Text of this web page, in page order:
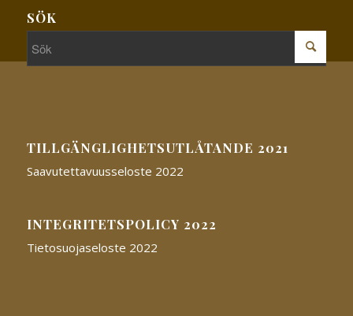
SÖK
TILLGÄNGLIGHETSUTLÅTANDE 2021
Saavutettavuusseloste 2022
INTEGRITETSPOLICY 2022
Tietosuojaseloste 2022